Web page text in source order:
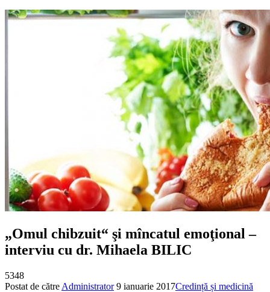
„Omul chibzuit“ şi mîncatul emoţional –
interviu cu dr. Mihaela BILIC
5348
Postat de către Administrator 9 ianuarie 2017Credință și medicină